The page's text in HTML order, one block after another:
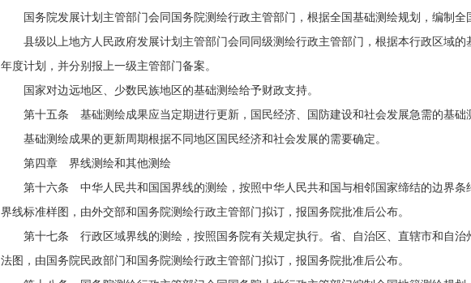
国务院发展计划主管部门会同国务院测绘行政主管部门，根据全国基础测绘规划，编制全
县级以上地方人民政府发展计划主管部门会同同级测绘行政主管部门，根据本行政区域
年度计划，并分别报上一级主管部门备案。
国家对边远地区、少数民族地区的基础测绘给予财政支持。
第十五条 基础测绘成果应当定期进行更新，国民经济、国防建设和社会发展急需的基础
基础测绘成果的更新周期根据不同地区国民经济和社会发展的需要确定。
第四章 界线测绘和其他测绘
第十六条 中华人民共和国国界线的测绘，按照中华人民共和国与相邻国家缔结的边界条
界线标准样图，由外交部和国务院测绘行政主管部门拟订，报国务院批准后公布。
第十七条 行政区域界线的测绘，按照国务院有关规定执行。省、自治区、直辖市和自治
法图，由国务院民政部门和国务院测绘行政主管部门拟订，报国务院批准后公布。